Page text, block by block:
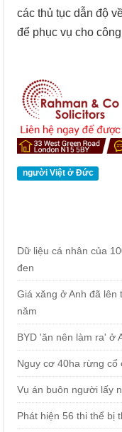
các thủ tục dẫn độ
để phục vụ cho
người Việt ở Đức
Dữ liệu cá nhân của
đen
Giá xăng ở Anh đã
năm
BYD 'ăn nên làm ra' ở
Nguy cơ 40ha rừng cổ
Vụ án buôn người lấy
Phát hiện 56 thi thể bị